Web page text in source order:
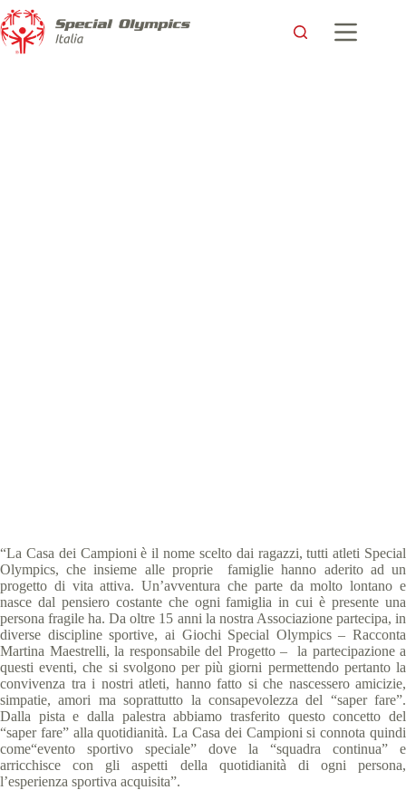
“La Casa dei Campioni è il nome scelto dai ragazzi, tutti atleti Special
Olympics, che insieme alle proprie famiglie hanno aderito ad un
progetto di vita attiva. Un’avventura che parte da molto lontano e
nasce dal pensiero costante che ogni famiglia in cui è presente una
persona fragile ha. Da oltre 15 anni la nostra Associazione partecipa, in
diverse discipline sportive, ai Giochi Special Olympics – Racconta
Martina Maestrelli, la responsabile del Progetto – la partecipazione a
questi eventi, che si svolgono per più giorni permettendo pertanto la
convivenza tra i nostri atleti, hanno fatto si che nascessero amicizie,
simpatie, amori ma soprattutto la consapevolezza del “saper fare”.
Dalla pista e dalla palestra abbiamo trasferito questo concetto del
“saper fare” alla quotidianità. La Casa dei Campioni si connota quindi
come“evento sportivo speciale” dove la “squadra continua” e
arricchisce con gli aspetti della quotidianità di ogni persona,
l’esperienza sportiva acquisita”.